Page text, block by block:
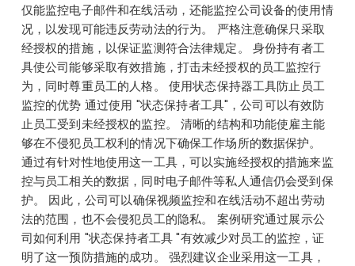
仅能监控电子邮件和在线活动，还能监控公司设备的使用情
况，以发现可能违反劳动法的行为。 严格注意确保只采取
经授权的措施，以保证监测符合法律规定。 身份持有者工
具使公司能够采取有效措施，打击未经授权的员工监控行
为，同时尊重员工的人格。 使用状态保持器工具防止员工
监控的优势 通过使用 "状态保持者工具"，公司可以有效防
止员工受到未经授权的监控。 清晰的结构和功能使雇主能
够在不侵犯员工权利的情况下确保工作场所的数据保护。
通过有针对性地使用这一工具，可以实施经授权的措施来监
控与员工相关的数据，同时电子邮件等私人通信仍会受到保
护。 因此，公司可以确保视频监控和在线活动不超出劳动
法的范围，也不会侵犯员工的隐私。 案例研究通过展示公
司如何利用 "状态保持者工具 "有效减少对员工的监控，证
明了这一预防措施的成功。 强烈建议企业采用这一工具，